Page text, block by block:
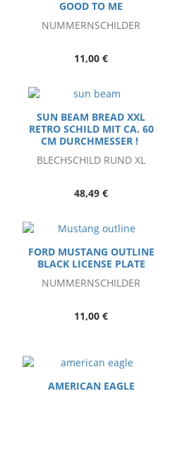
GOOD TO ME
NUMMERNSCHILDER
11,00 €
SUN BEAM BREAD XXL
RETRO SCHILD MIT CA. 60
CM DURCHMESSER !
BLECHSCHILD RUND XL
48,49 €
FORD MUSTANG OUTLINE
BLACK LICENSE PLATE
NUMMERNSCHILDER
11,00 €
AMERICAN EAGLE